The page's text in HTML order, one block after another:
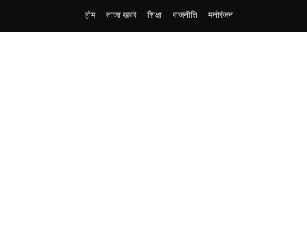
होम ताजा खबरे शिक्षा राजनीति मनोरंजन